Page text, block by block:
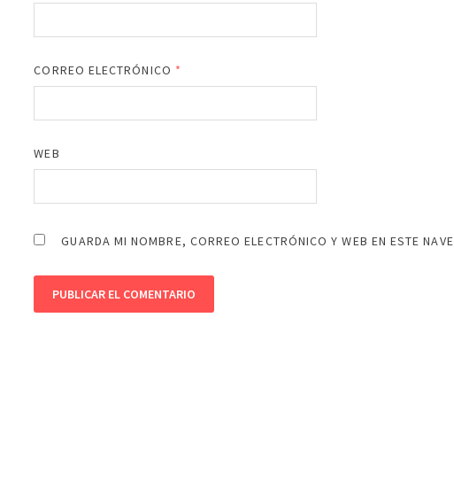
CORREO ELECTRÓNICO *
WEB
GUARDA MI NOMBRE, CORREO ELECTRÓNICO Y WEB EN ESTE